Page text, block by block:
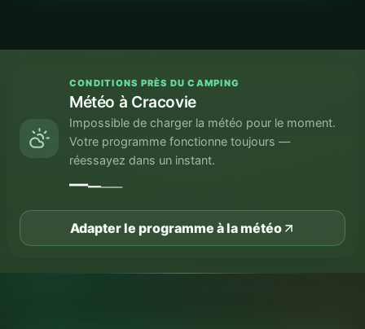
CONDITIONS PRÈS DU CAMPING
Météo à Cracovie
Impossible de charger la météo pour le moment.
Votre programme fonctionne toujours —
réessayez dans un instant.
————
Adapter le programme à la météo